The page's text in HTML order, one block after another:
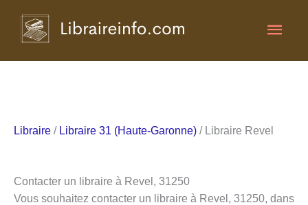
Libraire / Libraire 31 (Haute-Garonne) / Libraire Revel
Contacter un libraire à Revel, 31250
Vous souhaitez contacter un libraire à Revel, 31250, dans